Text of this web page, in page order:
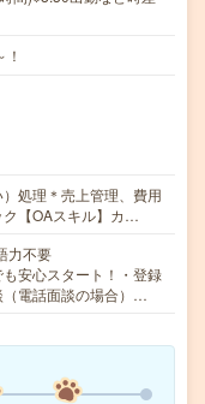
処理＊売上管理、費用
ク【OAスキル】カ…
力不要
安心スタート！・登録
（電話面談の場合）…